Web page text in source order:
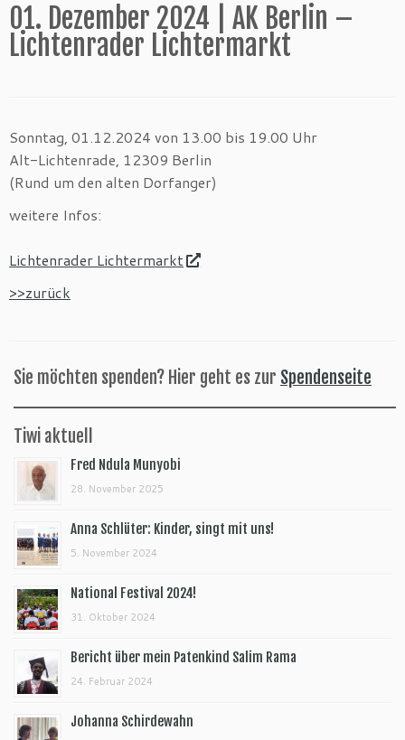
01. Dezember 2024 | AK Berlin –
Lichtenrader Lichtermarkt
Sonntag, 01.12.2024 von 13.00 bis 19.00 Uhr
Alt-Lichtenrade, 12309 Berlin
(Rund um den alten Dorfanger)
weitere Infos:
Lichtenrader Lichtermarkt
>>zurück
Sie möchten spenden? Hier geht es zur Spendenseite
Tiwi aktuell
Fred Ndula Munyobi
28. November 2025
Anna Schlüter: Kinder, singt mit uns!
5. November 2024
National Festival 2024!
31. Oktober 2024
Bericht über mein Patenkind Salim Rama
24. Februar 2024
Johanna Schirdewahn